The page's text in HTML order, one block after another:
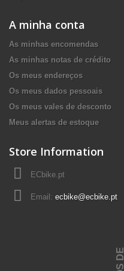
A minha conta
As minhas encomendas
As minhas notas de crédito
Os meus endereços
Os meus dados pessoais
Os meus vales de desconto
Meus alertas de estoque
Store Information
ECbike.pt
Email: ecbike@ecbike.pt